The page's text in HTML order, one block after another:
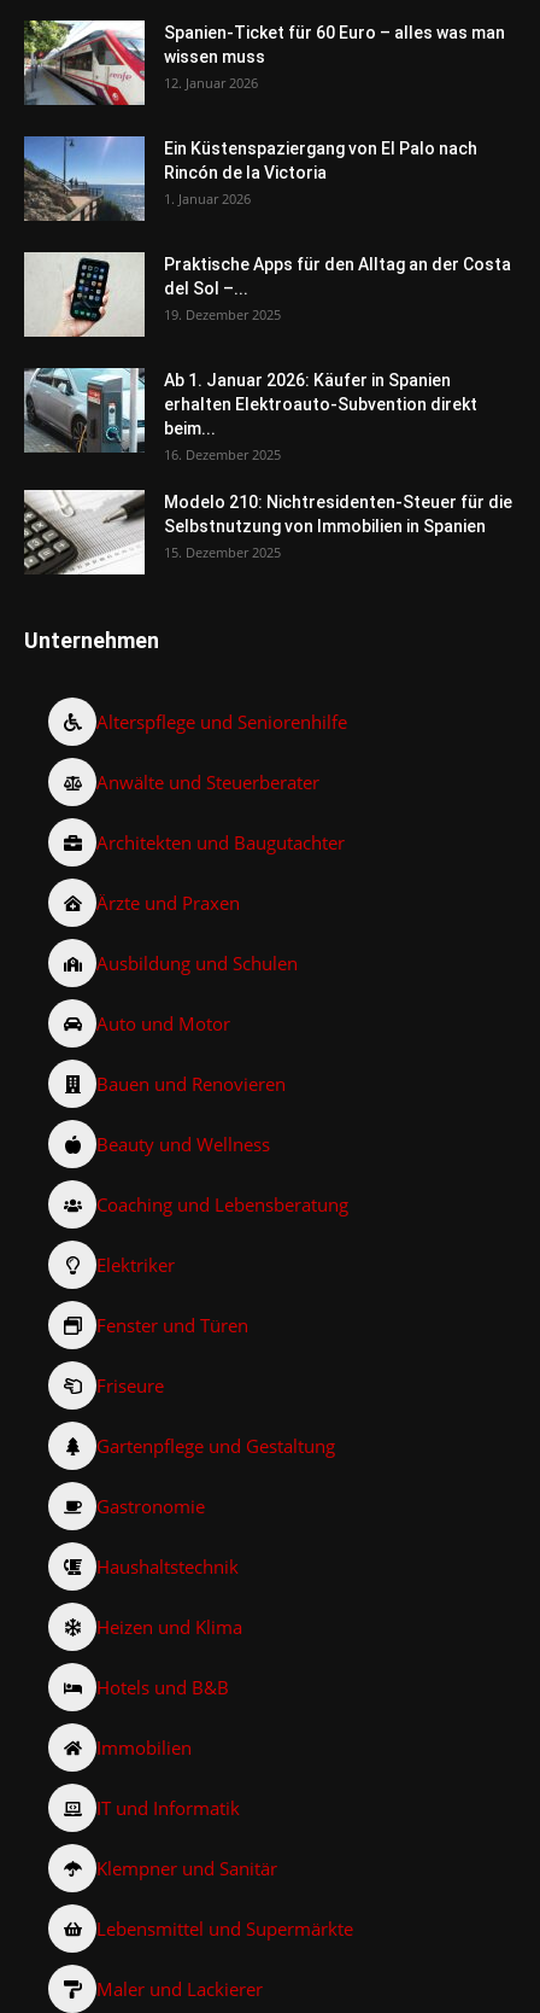
Spanien-Ticket für 60 Euro – alles was man
wissen muss
12. Januar 2026
Ein Küstenspaziergang von El Palo nach
Rincón de la Victoria
1. Januar 2026
Praktische Apps für den Alltag an der Costa
del Sol –...
19. Dezember 2025
Ab 1. Januar 2026: Käufer in Spanien
erhalten Elektroauto-Subvention direkt
beim...
16. Dezember 2025
Modelo 210: Nichtresidenten-Steuer für die
Selbstnutzung von Immobilien in Spanien
15. Dezember 2025
Unternehmen
Alterspflege und Seniorenhilfe
Anwälte und Steuerberater
Architekten und Baugutachter
Ärzte und Praxen
Ausbildung und Schulen
Auto und Motor
Bauen und Renovieren
Beauty und Wellness
Coaching und Lebensberatung
Elektriker
Fenster und Türen
Friseure
Gartenpflege und Gestaltung
Gastronomie
Haushaltstechnik
Heizen und Klima
Hotels und B&B
Immobilien
IT und Informatik
Klempner und Sanitär
Lebensmittel und Supermärkte
Maler und Lackierer